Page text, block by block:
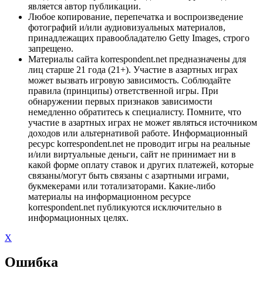
является автор публикации.
Любое копирование, перепечатка и воспроизведение
фотографий и/или аудиовизуальных материалов,
принадлежащих правообладателю Getty Images, строго
запрещено.
Материалы сайта korrespondent.net предназначены для
лиц старше 21 года (21+). Участие в азартных играх
может вызвать игровую зависимость. Соблюдайте
правила (принципы) ответственной игры. При
обнаружении первых признаков зависимости
немедленно обратитесь к специалисту. Помните, что
участие в азартных играх не может являться источником
доходов или альтернативой работе. Информационный
ресурс korrespondent.net не проводит игры на реальные
и/или виртуальные деньги, сайт не принимает ни в
какой форме оплату ставок и других платежей, которые
связаны/могут быть связаны с азартными играми,
букмекерами или тотализаторами. Какие-либо
материалы на информационном ресурсе
korrespondent.net публикуются исключительно в
информационных целях.
X
Ошибка